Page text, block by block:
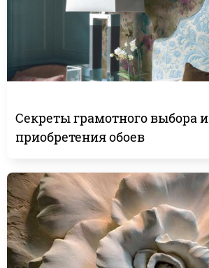
Секреты грамотного выбора и
приобретения обоев